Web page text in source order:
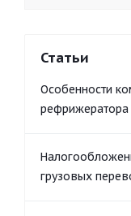
Статьи
Особенности
грузовых